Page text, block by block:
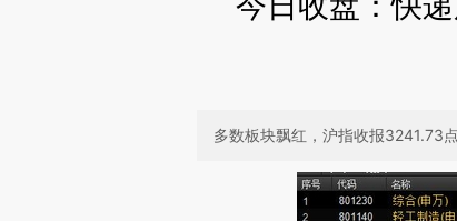
多数板块飘红，沪指收报3241.73